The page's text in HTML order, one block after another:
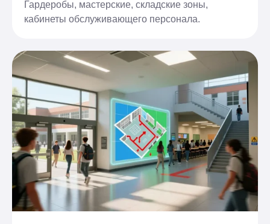
Гардеробы, мастерские, складские зоны,
кабинеты обслуживающего персонала.